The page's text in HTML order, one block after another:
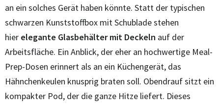
an ein solches Gerät haben könnte. Statt der typischen
schwarzen Kunststoffbox mit Schublade stehen
hier elegante Glasbehälter mit Deckeln auf der
Arbeitsfläche. Ein Anblick, der eher an hochwertige Meal-
Prep-Dosen erinnert als an ein Küchengerät, das
Hähnchenkeulen knusprig braten soll. Obendrauf sitzt ein
kompakter Pod, der die ganze Hitze liefert. Dieses